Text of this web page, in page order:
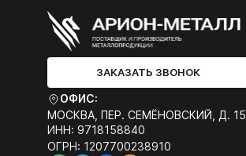
ЗАКАЗАТЬ ЗВОНОК
ОФИС:
МОСКВА, ПЕР. СЕМЁНОВСКИЙ, Д. 15
ИНН: 9718158840
ОГРН: 1207700238910